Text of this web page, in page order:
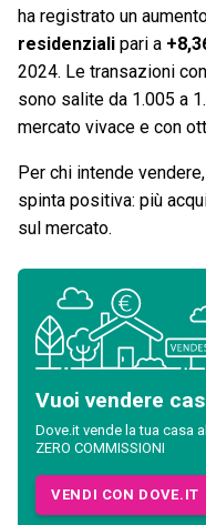
ha registrato un
residenziali pari a
2024. Le transazioni
sono salite da 1.005 a
mercato vivace e con
Per chi intende
spinta positiva: più
sul mercato.
Vuoi vendere
Dove.it vende la tua casa
ZERO COMMISSIONI
VENDI CON DOVE.IT